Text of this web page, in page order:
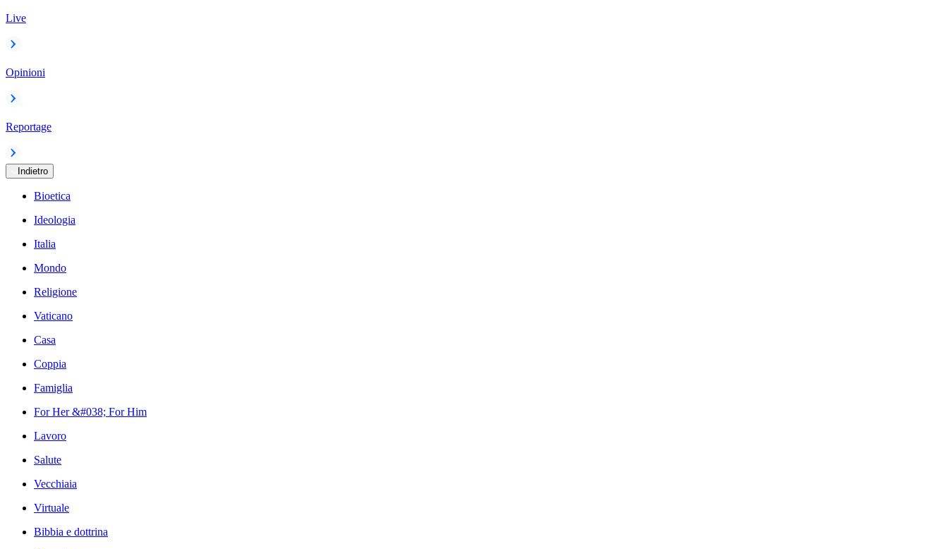
Live
Opinioni
Reportage
Indietro
Bioetica
Ideologia
Italia
Mondo
Religione
Vaticano
Casa
Coppia
Famiglia
For Her &#038; For Him
Lavoro
Salute
Vecchiaia
Virtuale
Bibbia e dottrina